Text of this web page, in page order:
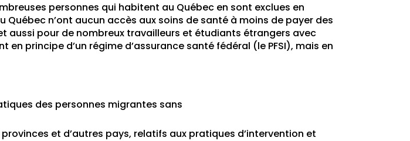
personnes qui habitent au Québec en sont exclues en
n’ont aucun accès aux soins de santé à moins de payer des
aussi pour de nombreux travailleurs et étudiants étrangers avec
principe d’un régime d’assurance santé fédéral (le PFSI), mais en
des personnes migrantes sans
et d’autres pays, relatifs aux pratiques d’intervention et